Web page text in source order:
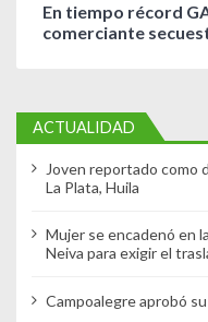
En tiempo récord
comerciante
ACTUALIDAD
Joven reportado como
La Plata, Huila
Mujer se encadenó en
Neiva para exigir el
Campoalegre aprobó